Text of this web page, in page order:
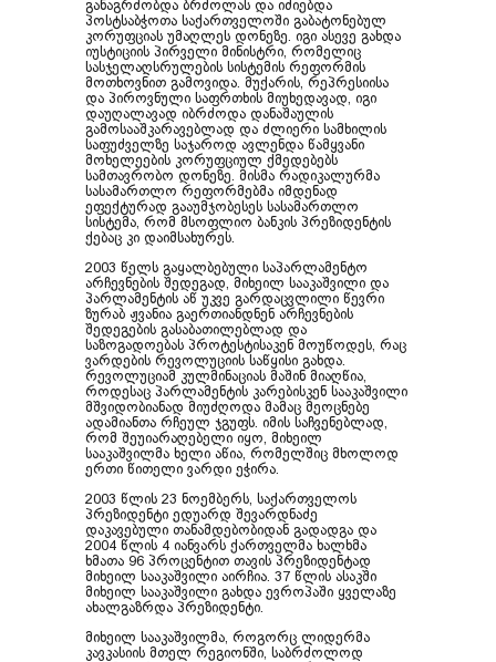
განაგრძობდა ბრძოლას და იძიებდა
პოსტსაბჭოთა საქართველოში გაბატონებულ
კორუფციას უმაღლეს დონეზე. იგი ასევე გახდა
იუსტიციის პირველი მინისტრი, რომელიც
სასჯელაღსრულების სისტემის რეფორმის
მოთხოვნით გამოვიდა. მუქარის, რეპრესიისა
და პიროვნული საფრთხის მიუხედავად, იგი
დაუღალავად იბრძოდა დანაშაულის
გამოსააშკარავებლად და ძლიერი სამხილის
საფუძველზე საჯაროდ ავლენდა წამყვანი
მოხელეების კორუფციულ ქმედებებს
სამთავრობო დონეზე. მისმა რადიკალურმა
სასამართლო რეფორმებმა იმდენად
ეფექტურად გააუმჯობესეს სასამართლო
სისტემა, რომ მსოფლიო ბანკის პრეზიდენტის
ქებაც კი დაიმსახურეს.
2003 წელს გაყალბებული საპარლამენტო
არჩევნების შედეგად, მიხეილ სააკაშვილი და
პარლამენტის აწ უკვე გარდაცვლილი წევრი
ზურაბ ჟვანია გაერთიანდნენ არჩევნების
შედეგების გასაბათილებლად და
საზოგადოებას პროტესტისაკენ მოუწოდეს, რაც
ვარდების რევოლუციის საწყისი გახდა.
რევოლუციამ კულმინაციას მაშინ მიაღწია,
როდესაც პარლამენტის კარებისკენ სააკაშვილი
მშვიდობიანად მიუძღოდა მამაც მეოცნებე
ადამიანთა რჩეულ ჯგუფს. იმის საჩვენებლად,
რომ შეუიარაღებელი იყო, მიხეილ
სააკაშვილმა ხელი აწია, რომელშიც მხოლოდ
ერთი წითელი ვარდი ეჭირა.
2003 წლის 23 ნოემბერს, საქართველოს
პრეზიდენტი ედუარდ შევარდნაძე
დაკავებული თანამდებობიდან გადადგა და
2004 წლის 4 იანვარს ქართველმა ხალხმა
ხმათა 96 პროცენტით თავის პრეზიდენტად
მიხეილ სააკაშვილი აირჩია. 37 წლის ასაკში
მიხეილ სააკაშვილი გახდა ევროპაში ყველაზე
ახალგაზრდა პრეზიდენტი.
მიხეილ სააკაშვილმა, როგორც ლიდერმა
კავკასიის მთელ რეგიონში, საბრძოლოდ